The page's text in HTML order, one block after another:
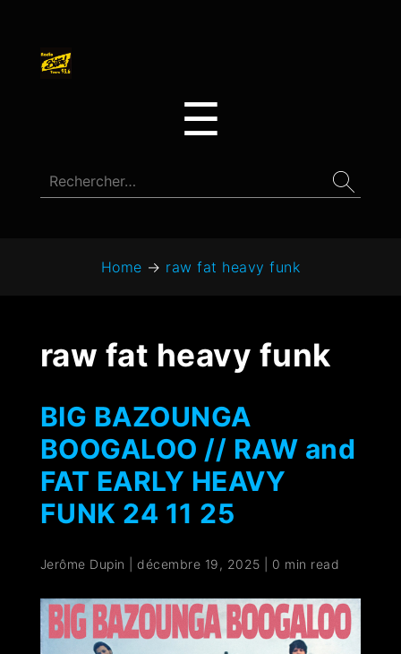
☰
Home → raw fat heavy funk
raw fat heavy funk
BIG BAZOUNGA
BOOGALOO // RAW and
FAT EARLY HEAVY
FUNK 24 11 25
Jerôme Dupin |décembre 19, 2025 0 min read